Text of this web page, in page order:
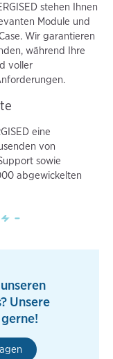
stehen Ihnen
Module und
Wir garantieren
während Ihre
voller
eine
von
sowie
abgewickelten
Unsere